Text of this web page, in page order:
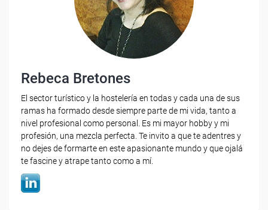
Rebeca Bretones
El sector turístico y la hostelería en todas y cada una de sus
ramas ha formado desde siempre parte de mi vida, tanto a
nivel profesional como personal. Es mi mayor hobby y mi
profesión, una mezcla perfecta. Te invito a que te adentres y
no dejes de formarte en este apasionante mundo y que ojalá
te fascine y atrape tanto como a mí.